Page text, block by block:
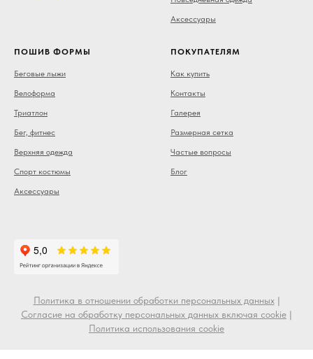
Аксессуары
ПОШИВ ФОРМЫ
Беговые лыжи
Велоформа
Триатлон
Бег, фитнес
Верхняя одежда
Спорт костюмы
Аксессуары
ПОКУПАТЕЛЯМ
Как купить
Контакты
Галерея
Размерная сетка
Частые вопросы
Блог
Политика в отношении обработки персональных данных|
Согласие на обработку персональных данных включая cookie |
Политика использования cookie